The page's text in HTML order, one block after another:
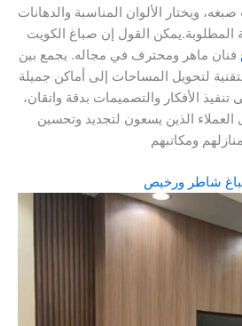
ويختار الألوان المناسبة والدهانات
المطلوبة.يمكن القول إن صباغ الكويت
فنان ماهر ومحترف في مجاله. يجمع بين
لتحويل المساحات إلى أماكن جميلة
تنفيذ الأفكار والتصميمات بدقة واتقان،
الذين يسعون لتجديد وتحسين
شاطر ورخيص